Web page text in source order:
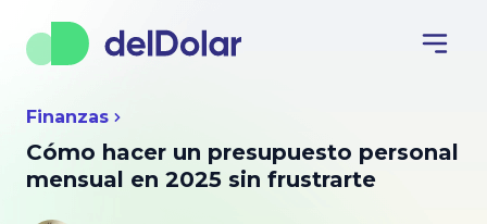
Finanzas
Cómo hacer un presupuesto personal
mensual en 2025 sin frustrarte